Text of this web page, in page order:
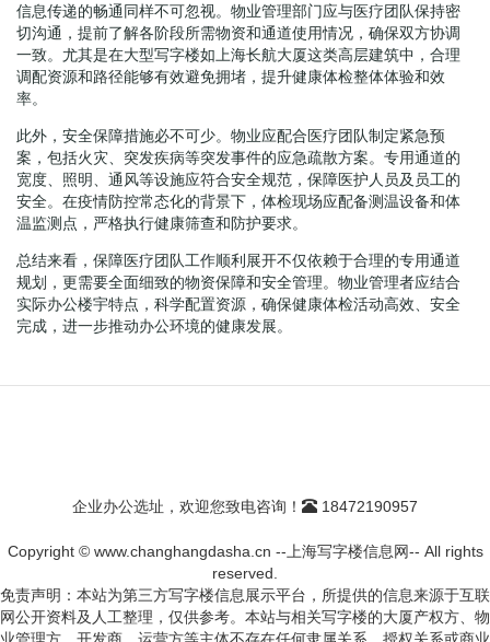
信息传递的畅通同样不可忽视。物业管理部门应与医疗团队保持密
切沟通，提前了解各阶段所需物资和通道使用情况，确保双方协调
一致。尤其是在大型写字楼如上海长航大厦这类高层建筑中，合理
调配资源和路径能够有效避免拥堵，提升健康体检整体体验和效
率。
此外，安全保障措施必不可少。物业应配合医疗团队制定紧急预
案，包括火灾、突发疾病等突发事件的应急疏散方案。专用通道的
宽度、照明、通风等设施应符合安全规范，保障医护人员及员工的
安全。在疫情防控常态化的背景下，体检现场应配备测温设备和体
温监测点，严格执行健康筛查和防护要求。
总结来看，保障医疗团队工作顺利展开不仅依赖于合理的专用通道
规划，更需要全面细致的物资保障和安全管理。物业管理者应结合
实际办公楼宇特点，科学配置资源，确保健康体检活动高效、安全
完成，进一步推动办公环境的健康发展。
企业办公选址，欢迎您致电咨询！ 18472190957
Copyright © www.changhangdasha.cn --上海写字楼信息网-- All rights
reserved.
免责声明：本站为第三方写字楼信息展示平台，所提供的信息来源于互联
网公开资料及人工整理，仅供参考。本站与相关写字楼的大厦产权方、物